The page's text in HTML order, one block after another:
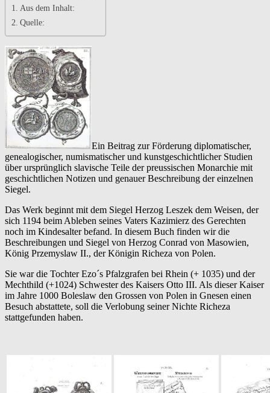
Aus dem Inhalt:
Quelle:
Ein Beitrag zur Förderung diplomatischer,
genealogischer, numismatischer und kunstgeschichtlicher Studien
über ursprünglich slavische Teile der preussischen Monarchie mit
geschichtlichen Notizen und genauer Beschreibung der einzelnen
Siegel.
Das Werk beginnt mit dem Siegel Herzog Leszek dem Weisen, der
sich 1194 beim Ableben seines Vaters Kazimierz des Gerechten
noch im Kindesalter befand. In diesem Buch finden wir die
Beschreibungen und Siegel von Herzog Conrad von Masowien,
König Przemyslaw II., der Königin Richeza von Polen.
Sie war die Tochter Ezo´s Pfalzgrafen bei Rhein (+ 1035) und der
Mechthild (+1024) Schwester des Kaisers Otto III. Als dieser Kaiser
im Jahre 1000 Boleslaw den Grossen von Polen in Gnesen einen
Besuch abstattete, soll die Verlobung seiner Nichte Richeza
stattgefunden haben.